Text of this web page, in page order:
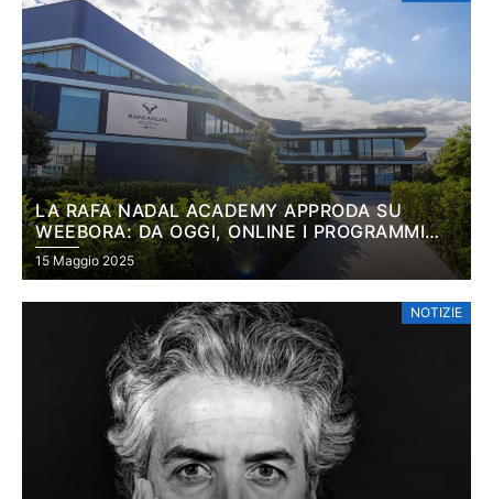
LA RAFA NADAL ACADEMY APPRODA SU
WEEBORA: DA OGGI, ONLINE I PROGRAMMI
PADEL DELLA PRESTIGIOSA ACCADEMIA DI
MALLORCA
15 Maggio 2025
NOTIZIE